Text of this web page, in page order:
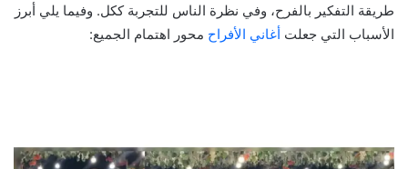
طريقة التفكير بالفرح، وفي نظرة الناس للتجربة ككل. وفيما يلي أبرز
الأسباب التي جعلت أغاني الأفراح محور اهتمام الجميع: